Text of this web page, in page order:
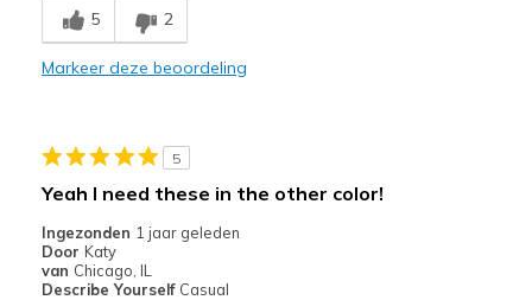
Breathe Well
Comfortable
Stylish
Minpunten
Wear Out Quickly
5 2
Markeer deze beoordeling
5
Yeah I need these in the other color!
Ingezonden 1 jaar geleden
Door Katy
van Chicago, IL
Describe Yourself Casual